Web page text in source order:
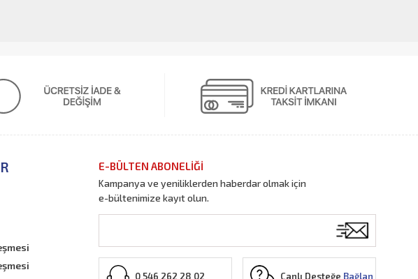
E-BÜLTEN ABONELİĞİ
Kampanya ve yeniliklerden haberdar olmak için
e-bültenimize kayıt olun.
0 546 262 28 02 Canlı Desteğe Bağlan